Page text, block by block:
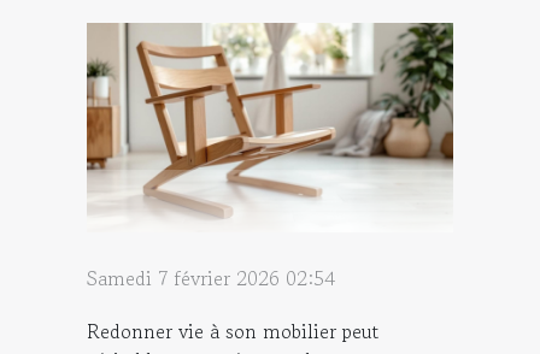
Samedi 7 février 2026 02:54
Redonner vie à son mobilier peut